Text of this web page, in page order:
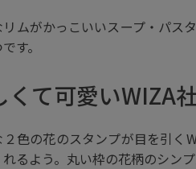
ムがかっこいいスープ・パス
す。
くて可愛いWIZA
２色の花のスタンプが目を引く
るよう。丸い枠の花柄のシン